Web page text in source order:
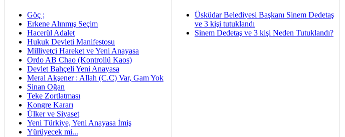
Göç ;
Erkene Alınmış Seçim
Hacerül Adalet
Hukuk Devleti Manifestosu
Milliyetçi Hareket ve Yeni Anayasa
Ordo AB Chao (Kontrollü Kaos)
Devlet Bahçeli Yeni Anayasa
Meral Akşener : Allah (C.C) Var, Gam Yok
Sinan Oğan
Teke Zortlatması
Kongre Kararı
Ülker ve Siyaset
Yeni Türkiye, Yeni Anayasa İmiş
Yürüyecek mi...
Üsküdar Belediyesi Başkanı Sinem Dedetaş
ve 3 kişi tutuklandı
Sinem Dedetaş ve 3 kişi Neden Tutuklandı?